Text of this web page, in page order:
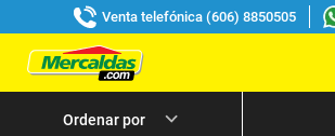
Venta telefónica (606) 8850505